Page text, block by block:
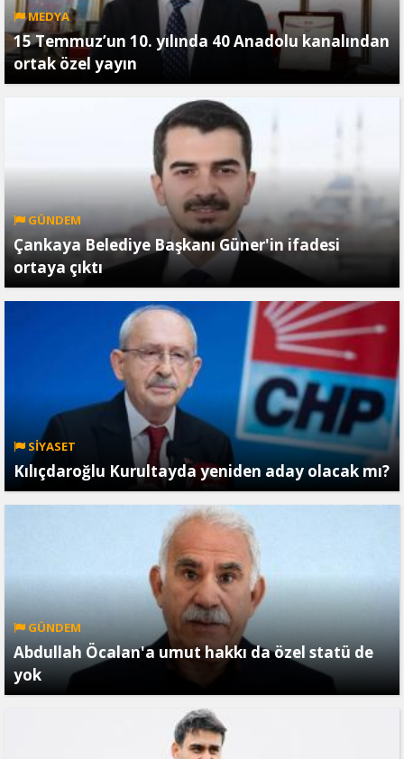
MEDYA
15 Temmuz’un 10. yılında 40 Anadolu kanalından
ortak özel yayın
GÜNDEM
Çankaya Belediye Başkanı Güner'in ifadesi
ortaya çıktı
SİYASET
Kılıçdaroğlu Kurultayda yeniden aday olacak mı?
GÜNDEM
Abdullah Öcalan'a umut hakkı da özel statü de
yok